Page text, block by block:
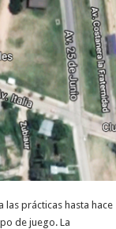
las prácticas hasta hace
de juego. La